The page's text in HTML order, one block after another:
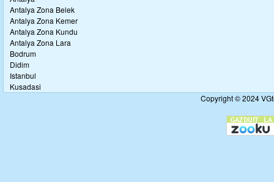
Antalya Zona Belek
Antalya Zona Kemer
Antalya Zona Kundu
Antalya Zona Lara
Bodrum
Didim
Istanbul
Kusadasi
Copyright © 2024